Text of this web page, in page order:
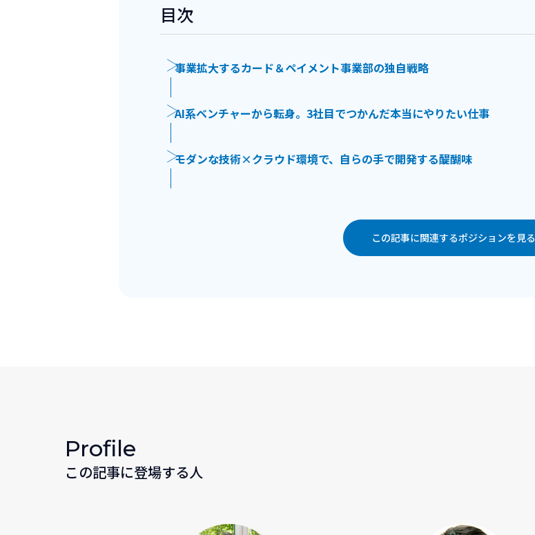
目次
事業拡大するカード＆ペイメント事業部の独自戦略
AI系ベンチャーから転身。3社目でつかんだ本当にやりたい仕事
モダンな技術×クラウド環境で、自らの手で開発する醍醐味
この記事に関連するポジションを見る
Profile
この記事に登場する人